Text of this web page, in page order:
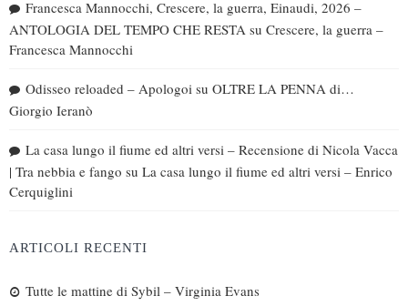
Francesca Mannocchi, Crescere, la guerra, Einaudi, 2026 –
ANTOLOGIA DEL TEMPO CHE RESTA su Crescere, la guerra –
Francesca Mannocchi
Odisseo reloaded – Apologoi su OLTRE LA PENNA di…
Giorgio Ieranò
La casa lungo il fiume ed altri versi – Recensione di Nicola Vacca
| Tra nebbia e fango su La casa lungo il fiume ed altri versi – Enrico
Cerquiglini
ARTICOLI RECENTI
Tutte le mattine di Sybil – Virginia Evans